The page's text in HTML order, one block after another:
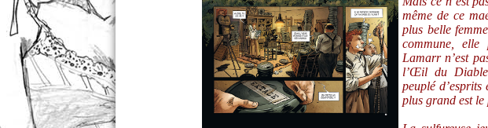
même de ce
plus belle
commune, elle
Lamarr n’est
l’Œil du
peuplé
plus grand est